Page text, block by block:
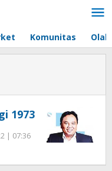
Komunitas
1973
| 07:36